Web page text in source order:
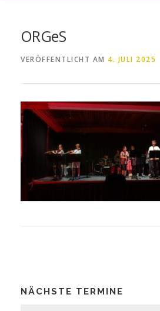
ORGeS
VERÖFFENTLICHT AM 4. JULI 2025
NÄCHSTE TERMINE